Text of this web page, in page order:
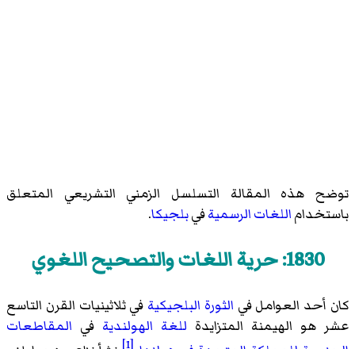
توضح هذه المقالة التسلسل الزمني التشريعي المتعلق
باستخداماللغات الرسميةفيبلجيكا.
1830: حرية اللغات والتصحيح اللغوي
كان أحد العوامل في الثورة البلجيكية في ثلاثينيات القرن التاسع
عشر هو الهيمنة المتزايدة للغة الهولندية في المقاطعات
[1]